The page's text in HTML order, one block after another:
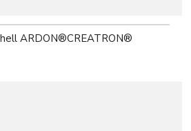
ARDON®CREATRON®